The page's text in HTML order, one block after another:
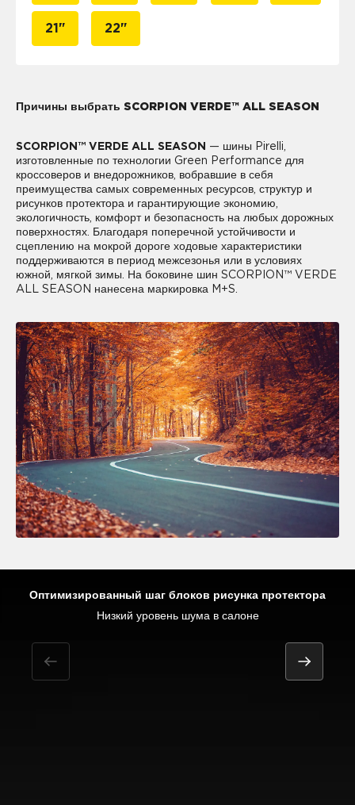
21" 22"
Причины выбрать SCORPION VERDE™ ALL SEASON
SCORPION™ VERDE ALL SEASON — шины Pirelli,
изготовленные по технологии Green Performance для
кроссоверов и внедорожников, вобравшие в себя
преимущества самых современных ресурсов, структур и
рисунков протектора и гарантирующие экономию,
экологичность, комфорт и безопасность на любых дорожных
поверхностях. Благодаря поперечной устойчивости и
сцеплению на мокрой дороге ходовые характеристики
поддерживаются в период межсезонья или в условиях
южной, мягкой зимы. На боковине шин SCORPION™ VERDE
ALL SEASON нанесена маркировка M+S.
Оптимизированный шаг блоков рисунка протектора
Низкий уровень шума в салоне
эксплуатация в период межсезонья и в условиях южной зимы
Безопасность на мокрой поверхности